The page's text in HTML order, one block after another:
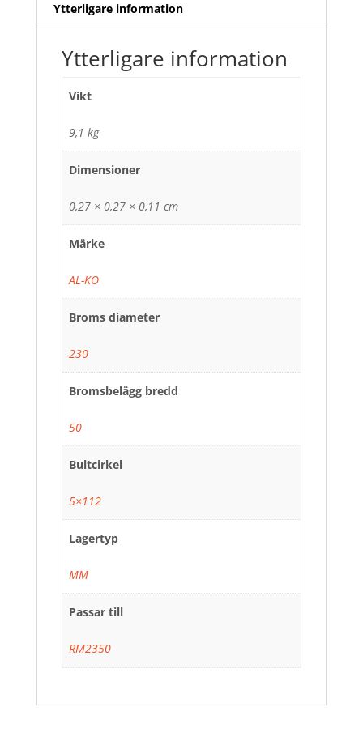
Ytterligare information
Ytterligare information
Vikt
9,1 kg
Dimensioner
0,27 × 0,27 × 0,11 cm
Märke
AL-KO
Broms diameter
230
Bromsbelägg bredd
50
Bultcirkel
5×112
Lagertyp
MM
Passar till
RM2350